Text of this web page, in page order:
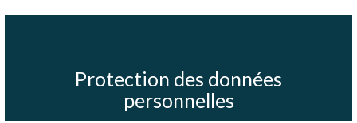
Protection des données
personnelles